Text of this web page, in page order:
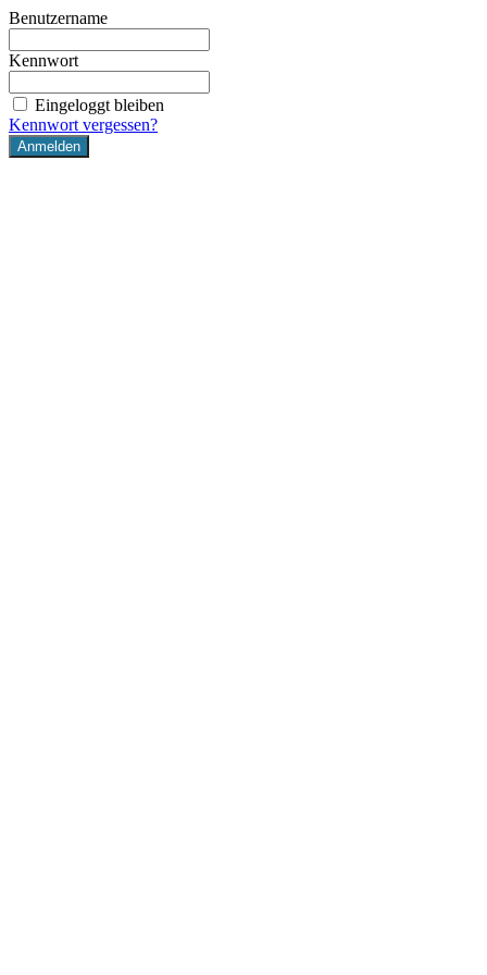
Benutzername
Kennwort
Eingeloggt bleiben
Kennwort vergessen?